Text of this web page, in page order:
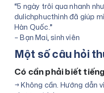
“5 ngày trôi qua nhanh
dulichphucthinh đã giúp
Hàn Quốc.”
– Bạn Mai, sinh viên
Một số câu hỏi
Có cần phải biết
→ Không cần. Hướng dẫn